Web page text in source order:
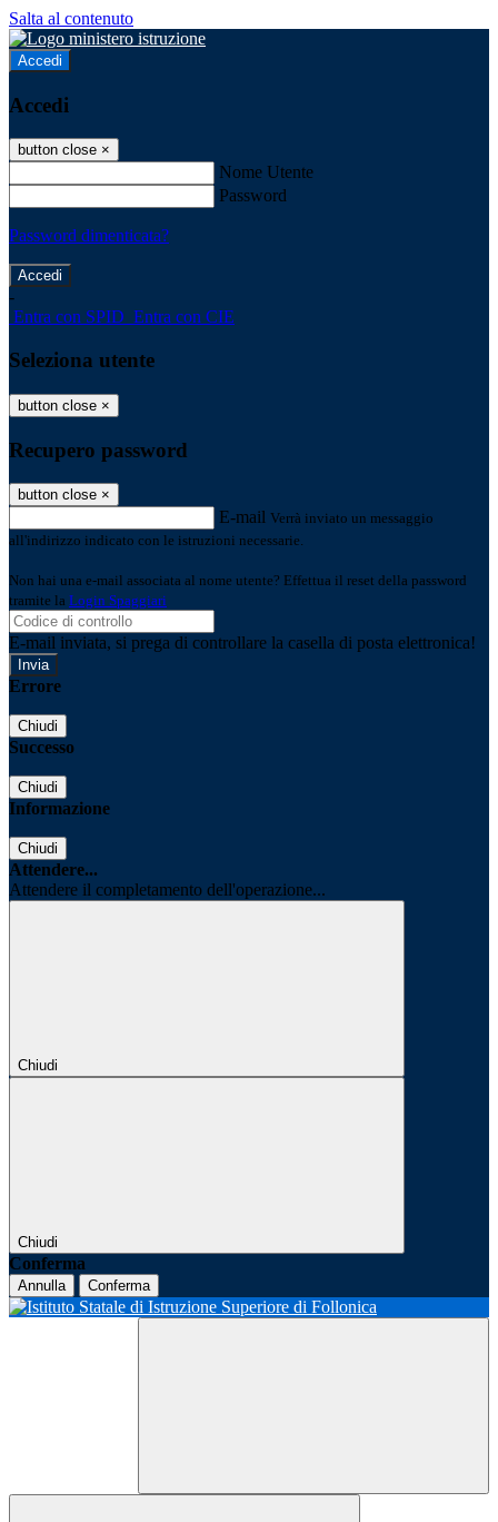
Salta al contenuto
Accedi
Accedi
button close ×
Nome Utente
Password
Password dimenticata?
-
Entra con SPID Entra con CIE
Seleziona utente
button close ×
Recupero password
button close ×
E-mail Verrà inviato un messaggio
all'indirizzo indicato con le istruzioni necessarie.
Non hai una e-mail associata al nome utente? Effettua il reset della password
tramite la Login Spaggiari
E-mail inviata, si prega di controllare la casella di posta elettronica!
Errore
Chiudi
Successo
Chiudi
Informazione
Chiudi
Attendere...
Attendere il completamento dell'operazione...
Chiudi
Chiudi
Conferma
Annulla Conferma